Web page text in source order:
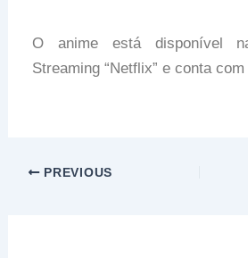
O anime está disponível
Streaming “Netflix” e conta
PREVIOUS